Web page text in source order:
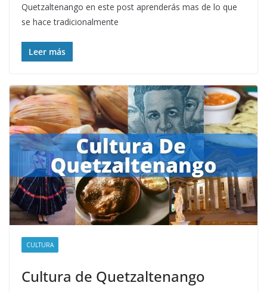
Quetzaltenango en este post aprenderás mas de lo que
se hace tradicionalmente
Leer más
CULTURA
Cultura de Quetzaltenango